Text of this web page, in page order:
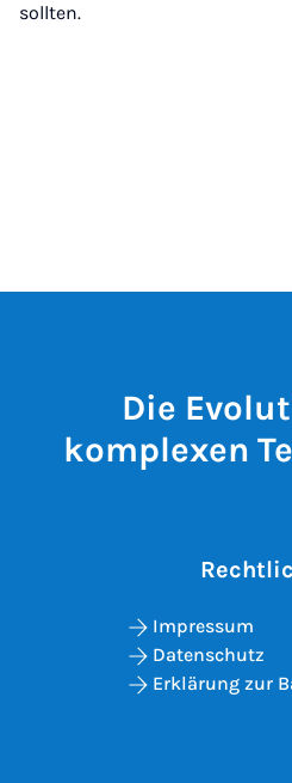
sollten.
Die
komplexen
Impressum
Datenschutz
Erklärung zur